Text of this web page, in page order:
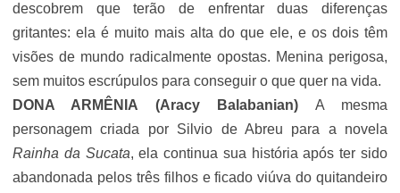
descobrem que terão de enfrentar duas diferenças
gritantes: ela é muito mais alta do que ele, e os dois têm
visões de mundo radicalmente opostas. Menina perigosa,
sem muitos escrúpulos para conseguir o que quer na vida.
DONA ARMÊNIA (Aracy Balabanian) A mesma
personagem criada por Silvio de Abreu para a novela
Rainha da Sucata, ela continua sua história após ter sido
abandonada pelos três filhos e ficado viúva do quitandeiro